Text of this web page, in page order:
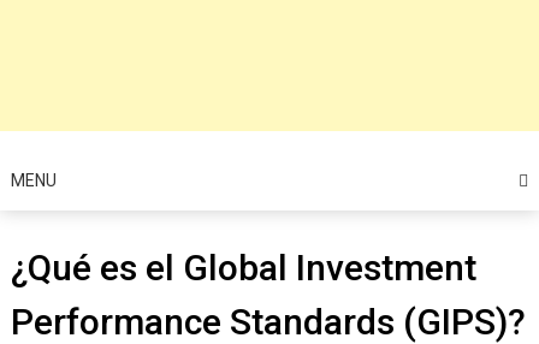
MENU
¿Qué es el Global Investment
Performance Standards (GIPS)?